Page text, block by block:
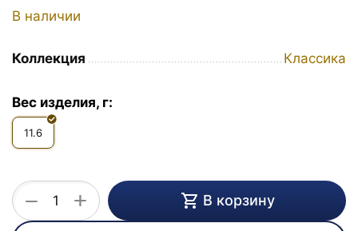
В наличии
Коллекция Классика
Вес изделия, г:
11.6
+
− В корзину